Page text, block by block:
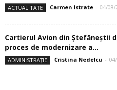
ACTUALITATE Carmen Istrate - 04/08/
Cartierul Avion din Ştefăneştii
proces de modernizare a...
ADMINISTRAȚIE Cristina Nedelcu -